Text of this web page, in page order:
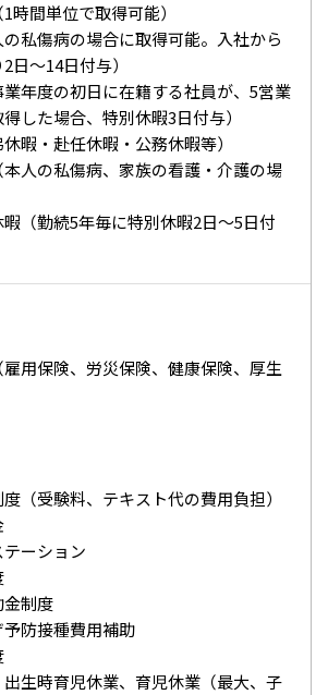
時間単位で取得可能）
の私傷病の場合に取得可能。入社から
日～14日付与）
業年度の初日に在籍する社員が、5営業
した場合、特別休暇3日付与）
暇・赴任休暇・公務休暇等）
本人の私傷病、家族の看護・介護の場
暇（勤続5年毎に特別休暇2日～5日付
雇用保険、労災保険、健康保険、厚生
（受験料、テキスト代の費用負担）
テーション
金制度
予防接種費用補助
出生時育児休業、育児休業（最大、子